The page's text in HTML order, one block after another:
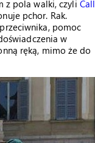
z pola walki, czyli Call
pchor. Rak.
pomoc
w
ręką, mimo że do